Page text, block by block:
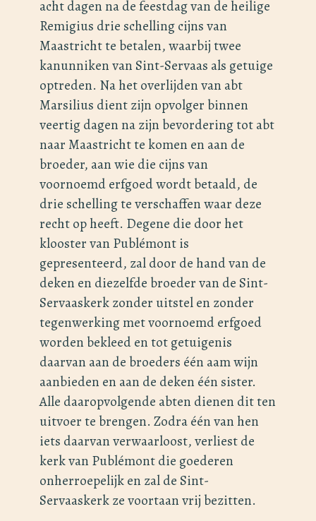
acht dagen na de feestdag van de heilige
Remigius drie schelling cijns van
Maastricht te betalen, waarbij twee
kanunniken van Sint-Servaas als getuige
optreden. Na het overlijden van abt
Marsilius dient zijn opvolger binnen
veertig dagen na zijn bevordering tot abt
naar Maastricht te komen en aan de
broeder, aan wie die cijns van
voornoemd erfgoed wordt betaald, de
drie schelling te verschaffen waar deze
recht op heeft. Degene die door het
klooster van Publémont is
gepresenteerd, zal door de hand van de
deken en diezelfde broeder van de Sint-
Servaaskerk zonder uitstel en zonder
tegenwerking met voornoemd erfgoed
worden bekleed en tot getuigenis
daarvan aan de broeders één aam wijn
aanbieden en aan de deken één sister.
Alle daaropvolgende abten dienen dit ten
uitvoer te brengen. Zodra één van hen
iets daarvan verwaarloost, verliest de
kerk van Publémont die goederen
onherroepelijk en zal de Sint-
Servaaskerk ze voortaan vrij bezitten.